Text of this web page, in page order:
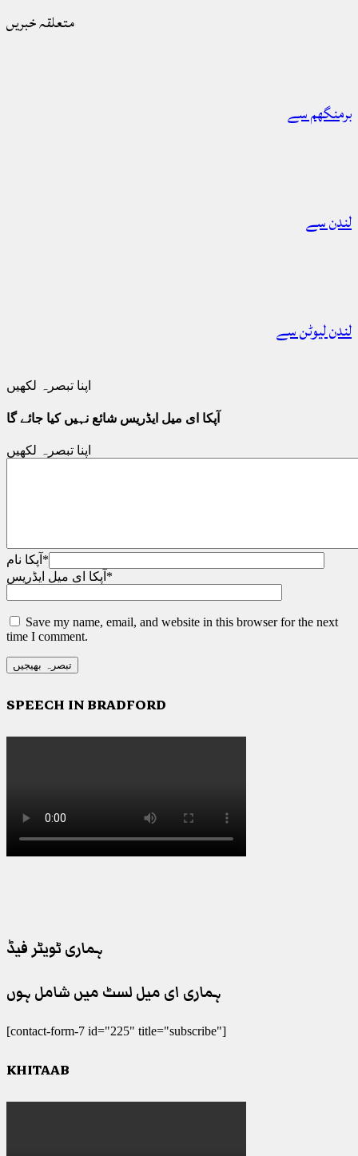
متعلقہ خبریں
برمنگھم سے
لندن سے
لندن لیوٹن سے
اپنا تبصرہ لکھیں
آپکا ای میل ایڈریس شائع نہیں کیا جائے گا
اپنا تبصرہ لکھیں
آپکا نام *
آپکا ای میل ایڈریس *
Save my name, email, and website in this browser for the next
time I comment.
SPEECH IN BRADFORD
ہماری ٹویٹر فیڈ
ہماری ای میل لسٹ میں شامل ہوں
[contact-form-7 id="225" title="subscribe"]
KHITAAB